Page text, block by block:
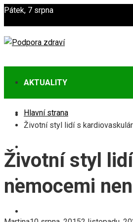
Pátek, 7 srpna
AKTUALITY
ZDRAVÍ
Hlavní strana
Životní styl lidí s
Životní styl
nemocemi